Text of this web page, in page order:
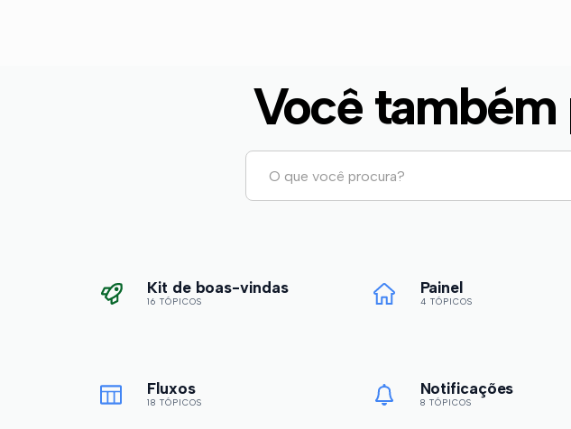
Você também
Kit de boas-vindas
16 TÓPICOS
Painel
4 TÓPICOS
Fluxos
18 TÓPICOS
Notificações
8 TÓPICOS